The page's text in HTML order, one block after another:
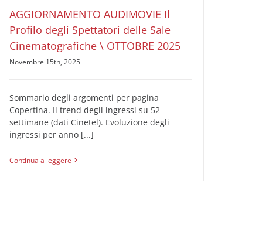
AGGIORNAMENTO AUDIMOVIE Il
Profilo degli Spettatori delle Sale
Cinematografiche \ OTTOBRE 2025
Novembre 15th, 2025
Sommario degli argomenti per pagina
Copertina. Il trend degli ingressi su 52
settimane (dati Cinetel). Evoluzione degli
ingressi per anno [...]
Continua a leggere